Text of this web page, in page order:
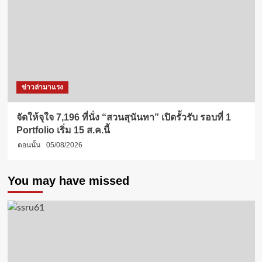
ข่าวล่ามาแรง
จัดให้จุใจ 7,196 ที่นั่ง “สวนสุนันทา” เปิดรั้วรับ รอบที่ 1
Portfolio เริ่ม 15 ส.ค.นี้
ตอนนั้น 05/08/2026
You may have missed